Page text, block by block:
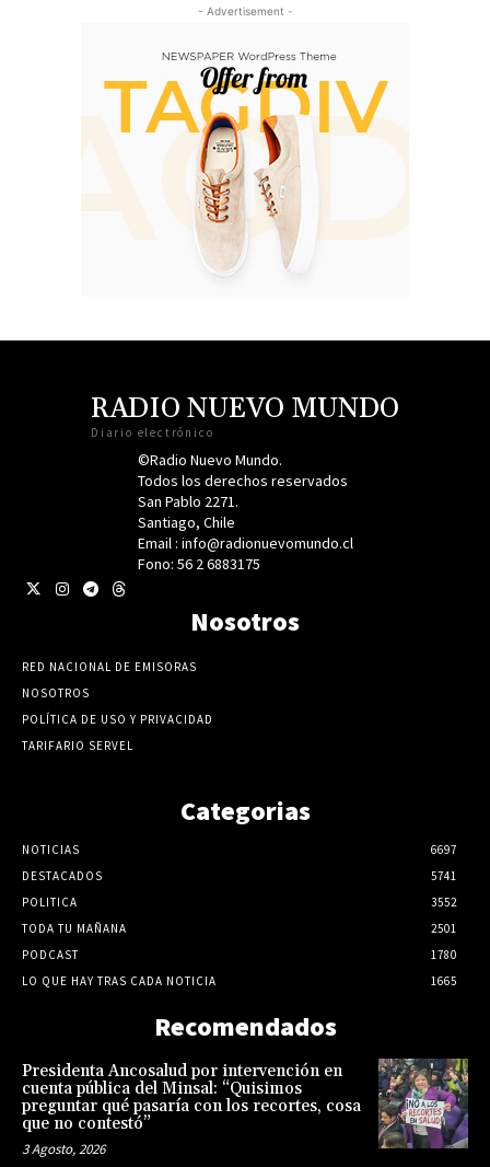
- Advertisement -
RADIO NUEVO MUNDO
Diario electrónico
©Radio Nuevo Mundo.
Todos los derechos reservados
San Pablo 2271.
Santiago, Chile
Email : info@radionuevomundo.cl
Fono: 56 2 6883175
Nosotros
RED NACIONAL DE EMISORAS
NOSOTROS
POLÍTICA DE USO Y PRIVACIDAD
TARIFARIO SERVEL
Categorias
NOTICIAS
6697
DESTACADOS
5741
POLITICA
3552
TODA TU MAÑANA
2501
PODCAST
1780
LO QUE HAY TRAS CADA NOTICIA
1665
Recomendados
Presidenta Ancosalud por intervención en
cuenta pública del Minsal: “Quisimos
preguntar qué pasaría con los recortes, cosa
que no contestó”
3 Agosto, 2026